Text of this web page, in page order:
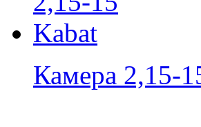
Камера 2,15-